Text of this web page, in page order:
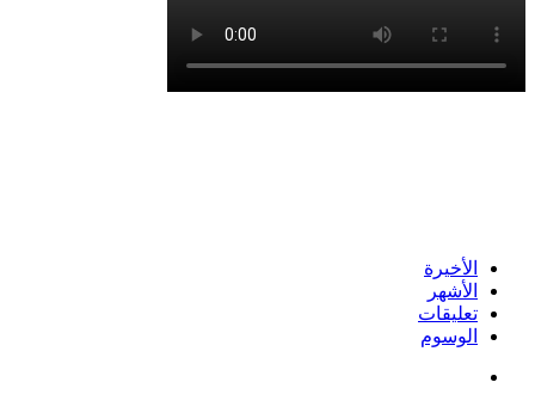
الأخيرة
الأشهر
تعليقات
الوسوم